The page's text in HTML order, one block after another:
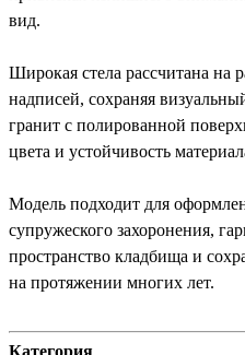
вид.
Широкая стела рассчитана на
надписей, сохраняя
гранит с полированной
цвета и устойчивость
Модель подходит для
супружеского захоронения,
пространство кладбища и
на протяжении многих лет.
Категория